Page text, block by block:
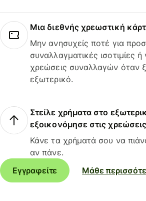
Μια διεθνής χρεωστική
Μην ανησυχείς ποτέ για
συναλλαγματικές ισοτιμίες ή
χρεώσεις συναλλαγών όταν
εξωτερικό.
Στείλε χρήματα στο
εξοικονόμησε στις χρεώσεις
Κάνε τα χρήματά σου να
αν πάνε.
Εγγραφείτε
Μάθε